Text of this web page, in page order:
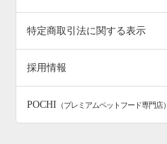
特定商取引法に関する表示
採用情報
POCHI （プレミアムペットフード専門店）